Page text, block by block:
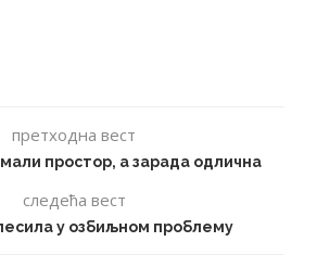
претходна вест
простор, а зарада одлична
следећа вест
у озбиљном проблему